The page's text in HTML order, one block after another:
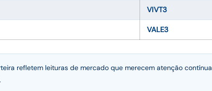
VIVT3
VALE3
refletem leituras de mercado que merecem atenção contínua